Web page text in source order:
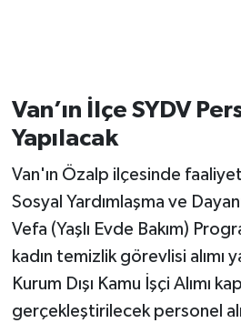
Van’ın İlçe SYDV
Yapılacak
Van'ın Özalp ilçesinde
Sosyal Yardımlaşma ve
Vefa (Yaşlı Evde Bakım)
kadın temizlik görevlisi alımı
Kurum Dışı Kamu İşçi Alımı
gerçekleştirilecek personel